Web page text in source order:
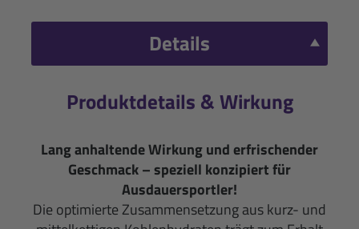
Details
Produktdetails & Wirkung
Lang anhaltende Wirkung und erfrischender
Geschmack – speziell konzipiert für
Ausdauersportler!
Die optimierte Zusammensetzung aus kurz- und